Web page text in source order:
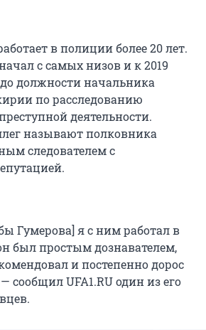
в полиции более 20 лет.
с самых низов и к 2019
должности начальника
по расследованию
деятельности.
называют полковника
следователем с
Гумерова] я с ним работал в
был простым дознавателем,
и постепенно дорос
сообщил UFA1.RU один из его